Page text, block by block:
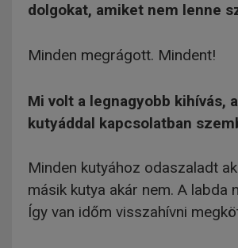
dolgokat, amiket nem lenne
Minden megrágott. Mindent!
Mi volt a legnagyobb kihívás,
kutyáddal kapcsolatban
Minden kutyához odaszaladt
másik kutya akár nem. A labda
Így van időm visszahívni